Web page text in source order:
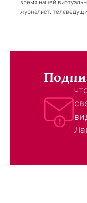
время нашей
журналист,